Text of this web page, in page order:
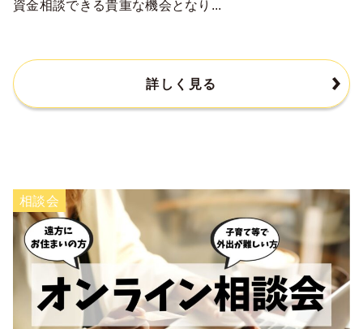
資金相談できる貴重な機会となり...
詳しく見る
相談会